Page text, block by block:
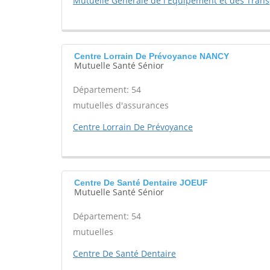
Centre Lorrain De Prévoyance NANCY
Mutuelle Santé Sénior
Département: 54
mutuelles d'assurances
Centre Lorrain De Prévoyance
Centre De Santé Dentaire JOEUF
Mutuelle Santé Sénior
Département: 54
mutuelles
Centre De Santé Dentaire